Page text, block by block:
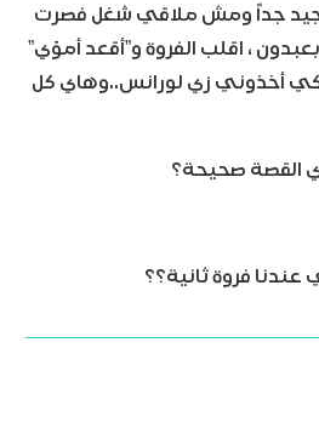
جيد جداً ومش ملاقي شغل فصرت
، اقلب الفروة و”أقعد أموّي”
أخذوني زي لورانس..وهاي كل
القصة صحيحة؟
فروة ثانية؟؟